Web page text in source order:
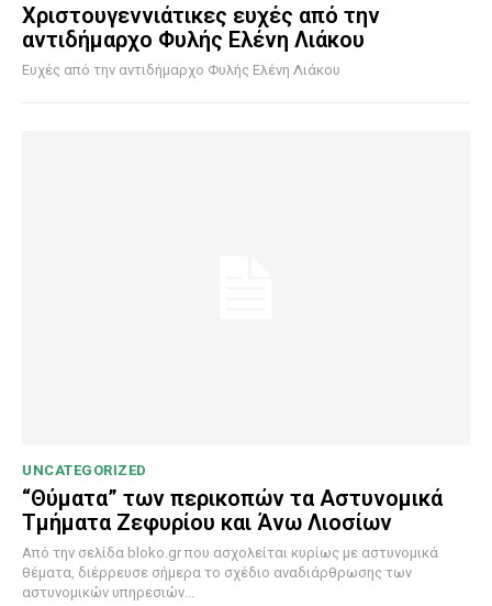
Χριστουγεννιάτικες ευχές από την
αντιδήμαρχο Φυλής Ελένη Λιάκου
UNCATEGORIZED
“Θύματα” των περικοπών τα Αστυνομικά
Τμήματα Ζεφυρίου και Άνω Λιοσίων
Από την σελίδα bloko.gr που ασχολείται κυρίως με αστυνομικά
θέματα, διέρρευσε σήμερα το σχέδιο αναδιάρθρωσης των
αστυνομικών υπηρεσιών...